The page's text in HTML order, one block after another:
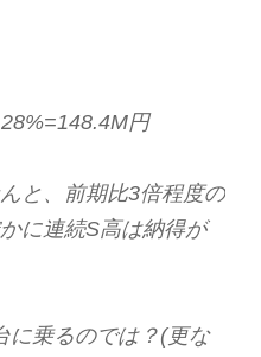
円
と、前期比3倍程度の
に連続S高は納得が
に乗るのでは？(更な